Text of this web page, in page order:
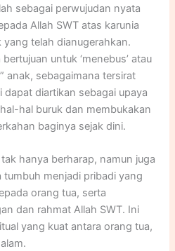
sebagai perwujudan nyata
Allah SWT atas karunia
telah dianugerahkan.
untuk ‘menebus’ atau
anak, sebagaimana tersirat
dapat diartikan sebagai upaya
hal buruk dan membukakan
baginya sejak dini.
hanya berharap, namun juga
tumbuh menjadi pribadi yang
orang tua, serta
dan rahmat Allah SWT. Ini
yang kuat antara orang tua,